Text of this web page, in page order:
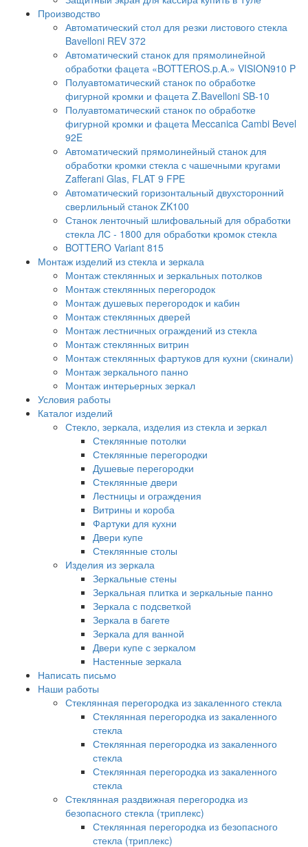
Производство
Автоматический стол для резки листового стекла
Bavelloni REV 372
Автоматический станок для прямолинейной
обработки фацета «BOTTEROS.p.A.» VISION910 P
Полуавтоматический станок по обработке
фигурной кромки и фацета Z.Bavelloni SB-10
Полуавтоматический станок по обработке
фигурной кромки и фацета Meccanica Cambi Bevel
92E
Автоматический прямолинейный станок для
обработки кромки стекла с чашечными кругами
Zafferani Glas, FLAT 9 FPE
Автоматический горизонтальный двухсторонний
сверлильный станок ZK100
Станок ленточный шлифовальный для обработки
стекла ЛС - 1800 для обработки кромок стекла
BOTTERO Variant 815
Монтаж изделий из стекла и зеркала
Монтаж стеклянных и зеркальных потолков
Монтаж стеклянных перегородок
Монтаж душевых перегородок и кабин
Монтаж стеклянных дверей
Монтаж лестничных ограждений из стекла
Монтаж стеклянных витрин
Монтаж стеклянных фартуков для кухни (скинали)
Монтаж зеркального панно
Монтаж интерьерных зеркал
Условия работы
Каталог изделий
Стекло, зеркала, изделия из стекла и зеркал
Стеклянные потолки
Стеклянные перегородки
Душевые перегородки
Стеклянные двери
Лестницы и ограждения
Витрины и короба
Фартуки для кухни
Двери купе
Стеклянные столы
Изделия из зеркала
Зеркальные стены
Зеркальная плитка и зеркальные панно
Зеркала с подсветкой
Зеркала в багете
Зеркала для ванной
Двери купе с зеркалом
Настенные зеркала
Написать письмо
Наши работы
Стеклянная перегородка из закаленного стекла
Стеклянная перегородка из закаленного
стекла
Стеклянная перегородка из закаленного
стекла
Стеклянная перегородка из закаленного
стекла
Стеклянная раздвижная перегородка из
безопасного стекла (триплекс)
Стеклянная перегородка из безопасного
стекла (триплекс)